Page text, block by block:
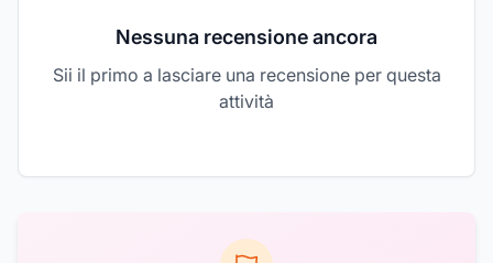
Nessuna recensione ancora
Sii il primo a lasciare una recensione per questa
attività